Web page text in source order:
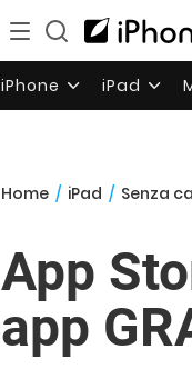
iPhone iPad
Home / iPad / Senza
App
app